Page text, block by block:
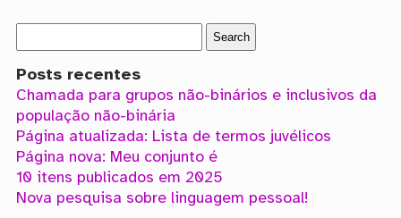
Posts recentes
Chamada para grupos não-binários e inclusivos da
população não-binária
Página atualizada: Lista de termos juvélicos
Página nova: Meu conjunto é
10 itens publicados em 2025
Nova pesquisa sobre linguagem pessoal!